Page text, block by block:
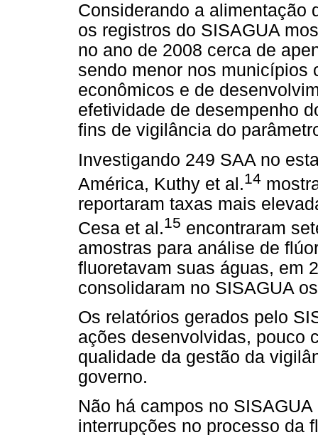
Considerando a alimentação
os registros do SISAGUA
no ano de 2008 cerca de
sendo menor nos municípios
econômicos e de
efetividade de desempenho
fins de vigilância do
Investigando 249 SAA no
América, Kuthy et al.14
reportaram taxas mais
Cesa et al.15 encontraram
amostras para análise de
fluoretavam suas águas, em
consolidaram no SISAGUA
Os relatórios gerados pelo
ações desenvolvidas, pouco
qualidade da gestão da
governo.
Não há campos no
interrupções no processo da